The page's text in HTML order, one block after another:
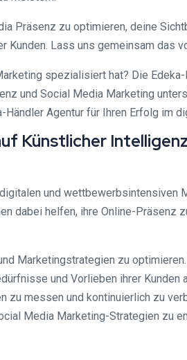
Präsenz zu optimieren, deine
Lass uns gemeinsam das
spezialisiert hat? Die
und Social Media Marketing
Agentur für Ihren Erfolg im
Künstlicher
und wettbewerbsintensiven
dabei helfen, ihre Online-Präsenz
Marketingstrategien zu
und Vorlieben ihrer Kunden
messen und kontinuierlich zu
Media Marketing-Strategien zu